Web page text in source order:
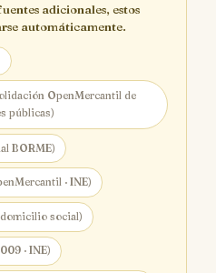
adicionales, estos
automáticamente.
OpenMercantil de
públicas)
BORME)
· INE)
domicilio social)
· INE)